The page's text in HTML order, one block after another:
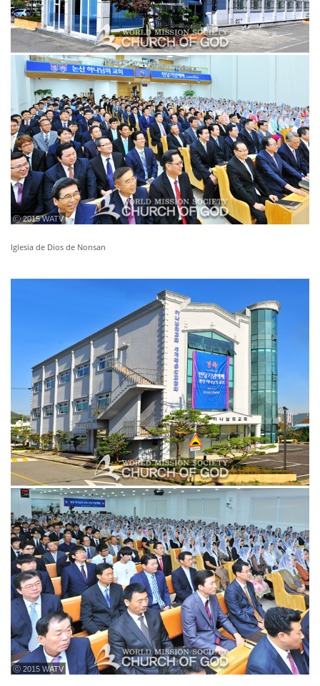
ⓒ 2015 WATV
Iglesia de Dios de Nonsan
ⓒ 2015 WATV